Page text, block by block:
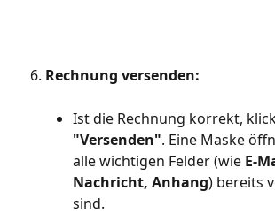
Rechnung versenden:
Ist die Rechnung korrekt,
"Versenden". Eine Maske
alle wichtigen Felder (wie E-
Nachricht, Anhang) bereits
sind.